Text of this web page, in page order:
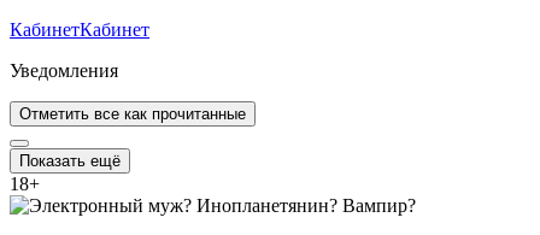
КабинетКабинет
Уведомления
Отметить все как прочитанные
Показать ещё
18+